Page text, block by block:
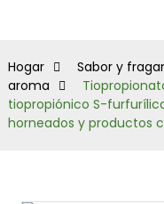
Hogar Sabor y
aroma
tiopropiónico S-
horneados y productos